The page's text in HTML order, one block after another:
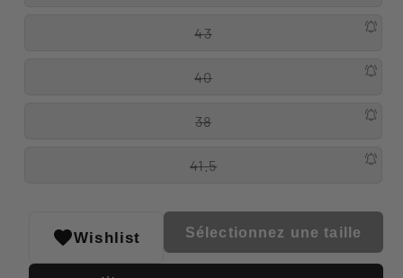
43
40
38
41.5
Wishlist Sélectionnez une taille